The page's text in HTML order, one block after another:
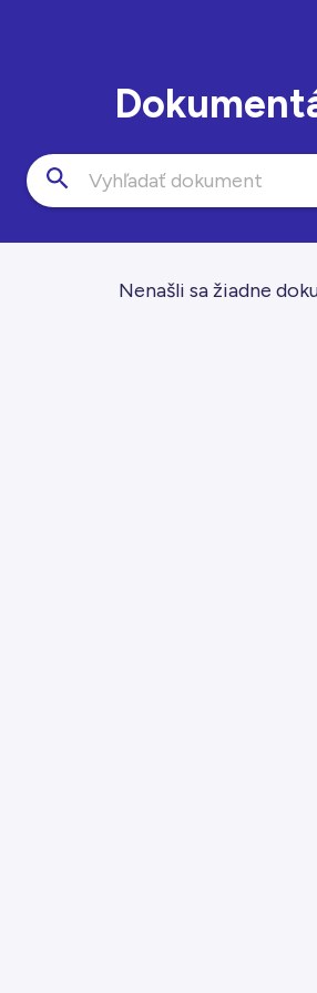
Nenašli sa žiadne